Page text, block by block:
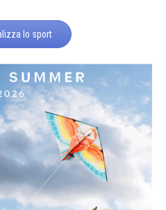
lo sport